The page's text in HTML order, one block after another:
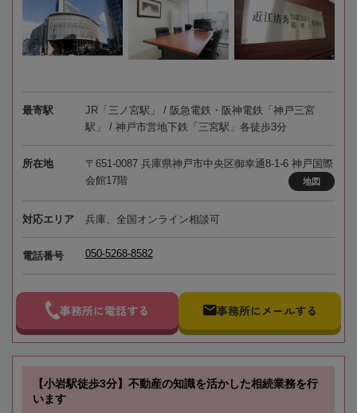
最寄駅
JR「三ノ宮駅」 / 阪急電鉄・阪神電鉄「神戸三宮
駅」 / 神戸市営地下鉄「三宮駅」各徒歩3分
所在地
〒651-0087 兵庫県神戸市中央区御幸通8-1-6 神戸国際
会館17階
地図
対応エリア 兵庫、全国オンライン相談可
電話番号 050-5268-8582
事務所に電話する 事務所にメールする
【小岩駅徒歩3分】不動産の知識を活かした相続業務を行
います